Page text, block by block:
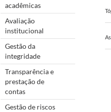
acadêmicas
Avaliação
institucional
Gestão da
integridade
Transparência e
prestação de
contas
Gestão de riscos